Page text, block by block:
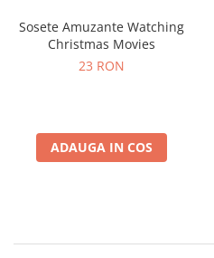
Sosete Amuzante Watching
Christmas Movies
23 RON
ADAUGA IN COS